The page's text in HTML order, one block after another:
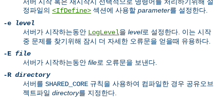
서버 시작 혹은 재시작시 선택적으로 명령어를 처리하기위해 설
정파일의 <IfDefine> 섹션에 사용할 parameter를 설정한다.
-e
level
서버가 시작하는동안 LogLevel을 level로 설정한다. 이는 시작
중 문제를 찾기위해 잠시 더 자세한 오류문을 얻을때 유용하다.
-E file
서버가 시작하는동안 file로 오류문을 보낸다.
-R directory
서버를 SHARED_CORE 규칙을 사용하여 컴파일한 경우 공유오브
젝트파일 directory를 지정한다.